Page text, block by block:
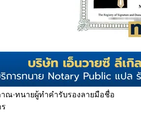
าณ·ทนายผู้ทำคำรับรองลายมือชื่อ